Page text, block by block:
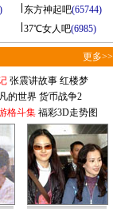
东方神起吧(65744)
37℃女人吧(6985)
更多>>
张震讲故事 红楼梦
的世界 货币战争2
格斗集 福彩3D走势图